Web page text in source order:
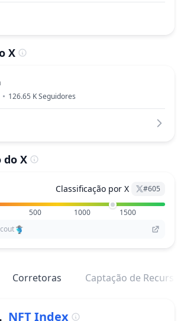
X
126.65 KSeguidores
do X
Classificação por X #605
500 1000
1500
Corretoras Captação de Recursos
NFT Index